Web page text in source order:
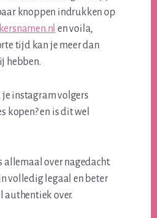
knoppen indrukken op
en voila,
tijd kan je meer dan
hebben.
instagram volgers
kopen? en is dit wel
allemaal over nagedacht.
volledig legaal en beter
authentiek over.